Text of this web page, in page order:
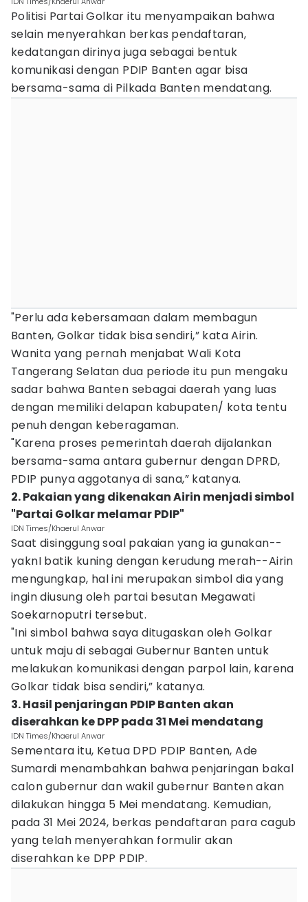
Politisi Partai Golkar itu menyampaikan bahwa
selain menyerahkan berkas pendaftaran,
kedatangan dirinya juga sebagai bentuk
komunikasi dengan PDIP Banten agar bisa
bersama-sama di Pilkada Banten mendatang.
"Perlu ada kebersamaan dalam membagun
Banten, Golkar tidak bisa sendiri,” kata Airin.
Wanita yang pernah menjabat Wali Kota
Tangerang Selatan dua periode itu pun mengaku
sadar bahwa Banten sebagai daerah yang luas
dengan memiliki delapan kabupaten/ kota tentu
penuh dengan keberagaman.
"Karena proses pemerintah daerah dijalankan
bersama-sama antara gubernur dengan DPRD,
PDIP punya aggotanya di sana,” katanya.
2. Pakaian yang dikenakan Airin menjadi simbol
"Partai Golkar melamar PDIP"
IDN Times/Khaerul Anwar
Saat disinggung soal pakaian yang ia gunakan--
yaknI batik kuning dengan kerudung merah--Airin
mengungkap, hal ini merupakan simbol dia yang
ingin diusung oleh partai besutan Megawati
Soekarnoputri tersebut.
"Ini simbol bahwa saya ditugaskan oleh Golkar
untuk maju di sebagai Gubernur Banten untuk
melakukan komunikasi dengan parpol lain, karena
Golkar tidak bisa sendiri,” katanya.
3. Hasil penjaringan PDIP Banten akan
diserahkan ke DPP pada 31 Mei mendatang
IDN Times/Khaerul Anwar
Sementara itu, Ketua DPD PDIP Banten, Ade
Sumardi menambahkan bahwa penjaringan bakal
calon gubernur dan wakil gubernur Banten akan
dilakukan hingga 5 Mei mendatang. Kemudian,
pada 31 Mei 2024, berkas pendaftaran para cagub
yang telah menyerahkan formulir akan
diserahkan ke DPP PDIP.